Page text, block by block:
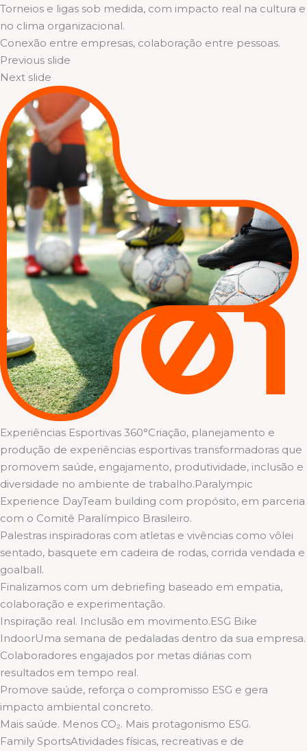
Torneios e ligas sob medida, com impacto real na cultura e
no clima organizacional.
Conexão entre empresas, colaboração entre pessoas.
Previous slide
Next slide
Experiências Esportivas 360°Criação, planejamento e
produção de experiências esportivas transformadoras que
promovem saúde, engajamento, produtividade, inclusão e
diversidade no ambiente de trabalho.Paralympic
Experience DayTeam building com propósito, em parceria
com o Comitê Paralímpico Brasileiro.
Palestras inspiradoras com atletas e vivências como vôlei
sentado, basquete em cadeira de rodas, corrida vendada e
goalball.
Finalizamos com um debriefing baseado em empatia,
colaboração e experimentação.
Inspiração real. Inclusão em movimento.ESG Bike
IndoorUma semana de pedaladas dentro da sua empresa.
Colaboradores engajados por metas diárias com
resultados em tempo real.
Promove saúde, reforça o compromisso ESG e gera
impacto ambiental concreto.
Mais saúde. Menos CO₂. Mais protagonismo ESG.
Family SportsAtividades físicas, recreativas e de